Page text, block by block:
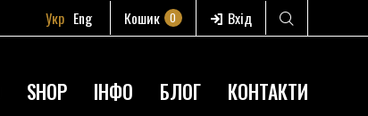
Укр Eng Кошик 0 Вхід
SHOP ІНФО БЛОГ КОНТАКТИ